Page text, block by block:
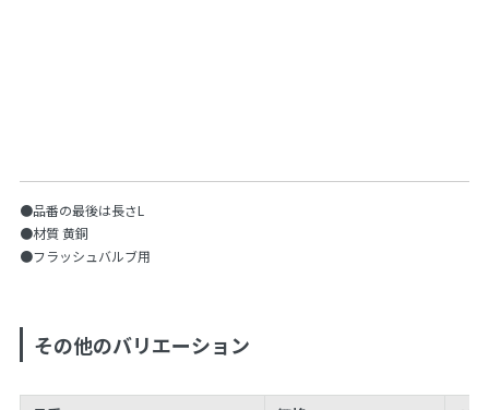
●品番の最後は長さL
●材質 黄銅
●フラッシュバルブ用
その他のバリエーション